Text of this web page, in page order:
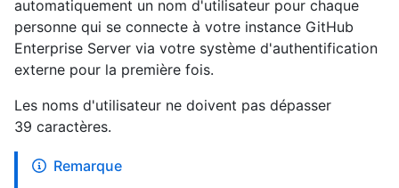
automatiquement un nom d'utilisateur pour chaque
personne qui se connecte à votre instance GitHub
Enterprise Server via votre système d'authentification
externe pour la première fois.
Les noms d'utilisateur ne doivent pas dépasser
39 caractères.
Remarque